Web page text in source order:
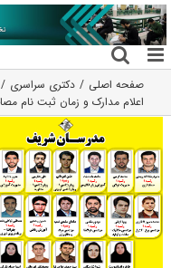
رفتن
به
محتوا
صفحه اصلی
دکتری سراسری
اعلام مدارک و زمان ثبت نام